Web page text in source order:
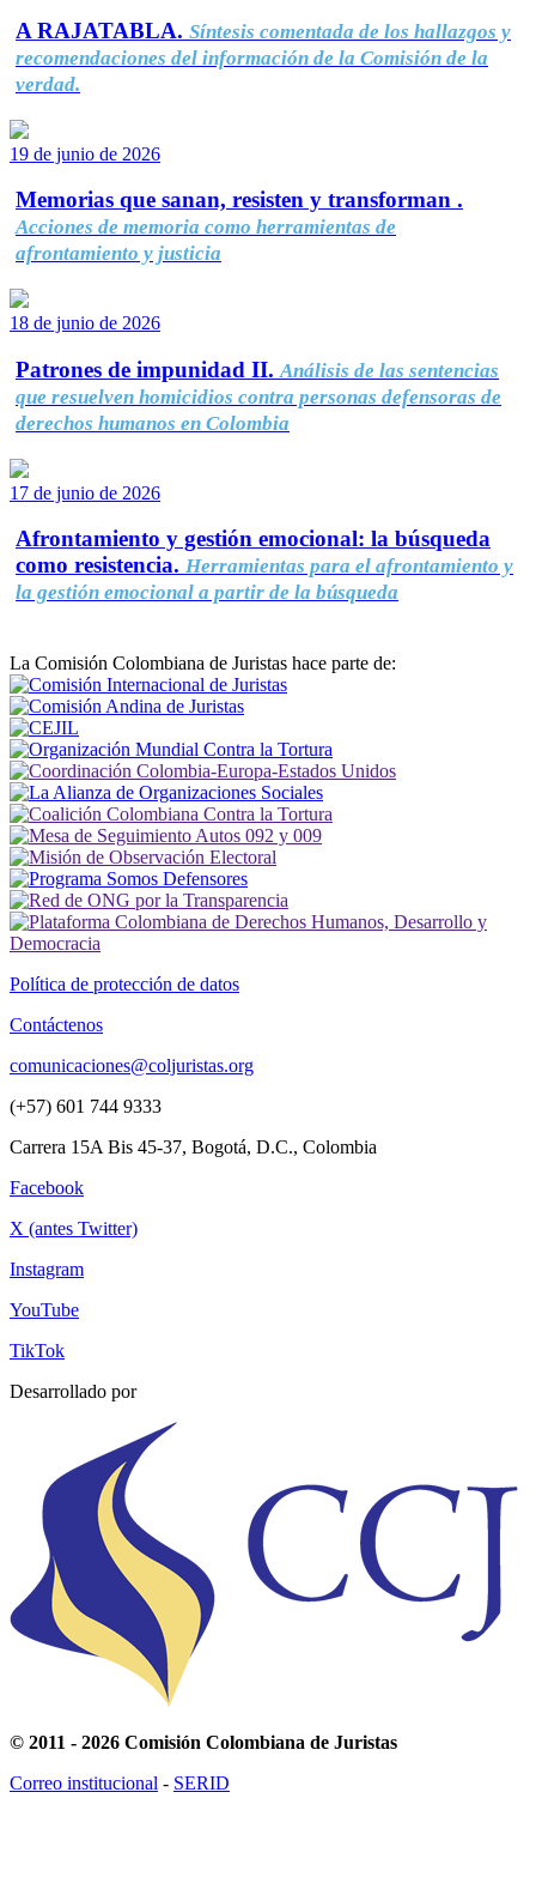
A RAJATABLA. Síntesis comentada de los hallazgos y
recomendaciones del información de la Comisión de la
verdad.
19 de junio de 2026
Memorias que sanan, resisten y transforman .
Acciones de memoria como herramientas de
afrontamiento y justicia
18 de junio de 2026
Patrones de impunidad II. Análisis de las sentencias
que resuelven homicidios contra personas defensoras de
derechos humanos en Colombia
17 de junio de 2026
Afrontamiento y gestión emocional: la búsqueda
como resistencia. Herramientas para el afrontamiento y
la gestión emocional a partir de la búsqueda
La Comisión Colombiana de Juristas hace parte de:
Política de protección de datos
Contáctenos
comunicaciones@coljuristas.org
(+57) 601 744 9333
Carrera 15A Bis 45-37, Bogotá, D.C., Colombia
Facebook
X (antes Twitter)
Instagram
YouTube
TikTok
Desarrollado por
© 2011 - 2026 Comisión Colombiana de Juristas
Correo institucional - SERID